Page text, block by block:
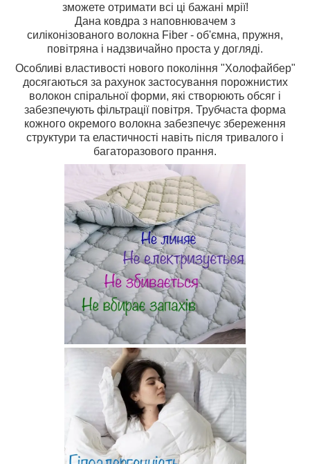
зможете отримати всі ці бажані мрії!
Дана ковдра з наповнювачем з
силіконізованого волокна Fiber - об'ємна, пружня,
повітряна і надзвичайно проста у догляді.
Особливі властивості нового покоління "Холофайбер"
досягаються за рахунок застосування порожнистих
волокон спіральної форми, які створюють обсяг і
забезпечують фільтрації повітря. Трубчаста форма
кожного окремого волокна забезпечує збереження
структури та еластичності навіть після тривалого і
багаторазового прання.